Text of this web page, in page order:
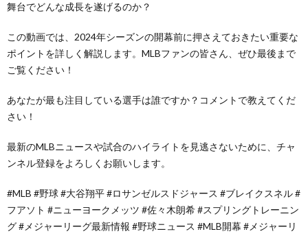
舞台でどんな成長を遂げるのか？
この動画では、2024年シーズンの開幕前に押さえておきたい重要な
ポイントを詳しく解説します。MLBファンの皆さん、ぜひ最後まで
ご覧ください！
あなたが最も注目している選手は誰ですか？コメントで教えてくだ
さい！
最新のMLBニュースや試合のハイライトを見逃さないために、チャ
ンネル登録をよろしくお願いします。
#MLB #野球 #大谷翔平 #ロサンゼルスドジャース #ブレイクスネル #
フアソト #ニューヨークメッツ #佐々木朗希 #スプリングトレーニン
グ #メジャーリーグ最新情報 #野球ニュース #MLB開幕 #メジャーリ